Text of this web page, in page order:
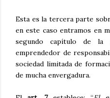
Esta es la tercera parte
en este caso entramos en
segundo capítulo de
emprendedor de
sociedad limitada de
de mucha envergadura.